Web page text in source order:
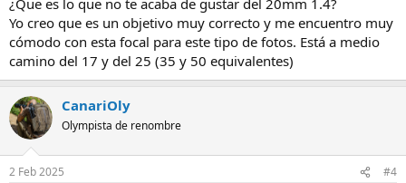
Yo creo que es un objetivo muy correcto y me encuentro muy
cómodo con esta focal para este tipo de fotos. Está a medio
camino del 17 y del 25 (35 y 50 equivalentes)
CanariOly
Olympista de renombre
2 Feb 2025 #4